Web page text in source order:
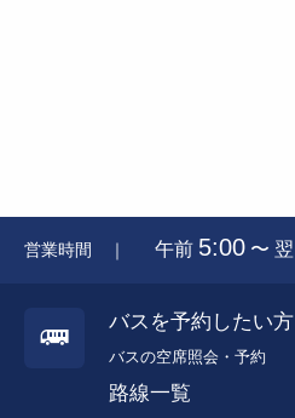
営業時間 ｜ 午前 5:00 〜 翌
バスを予約したい方
バスの空席照会・予約
路線一覧